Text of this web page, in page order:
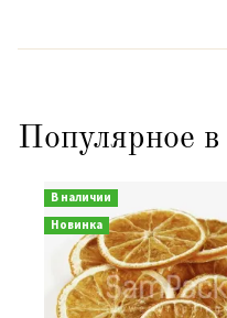
Популярное в
В наличии
Новинка